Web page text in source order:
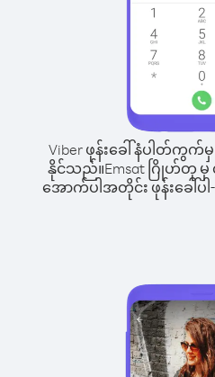
Viber ဖုန်းခေါ်နံပါတ်ကွက်
နိုင်သည်။Emsat ဂြိုဟ်တု
အောက်ပါအတိုင်း ဖုန်းခေါ်ပါ-